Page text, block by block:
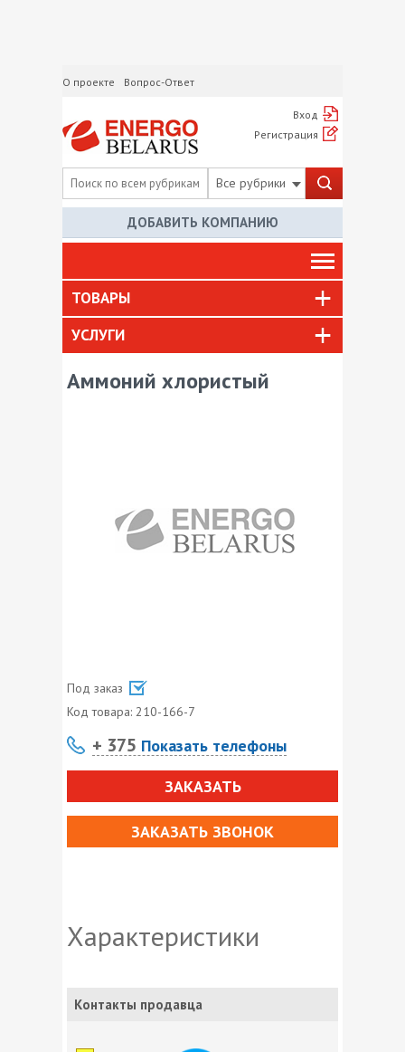
О проекте Вопрос-Ответ
Вход
Регистрация
Все рубрики
ДОБАВИТЬ КОМПАНИЮ
ТОВАРЫ
УСЛУГИ
Аммоний хлористый
Под заказ
Код товара: 210-166-7
+ 375 Показать телефоны
ЗАКАЗАТЬ
ЗАКАЗАТЬ ЗВОНОК
Характеристики
Контакты продавца